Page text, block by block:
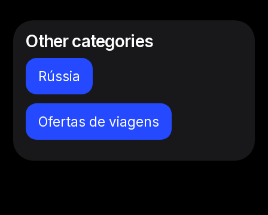
Other categories
Rússia
Ofertas de viagens